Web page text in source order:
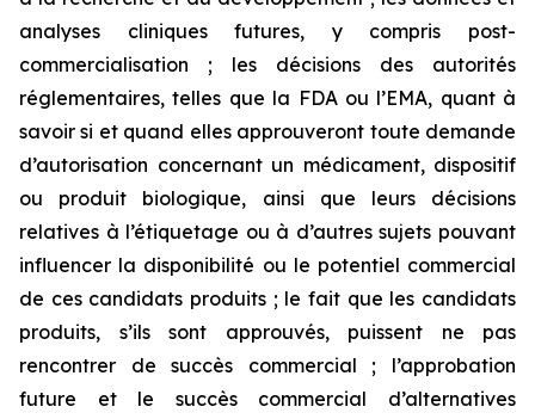
analyses cliniques futures, y compris post-
commercialisation ; les décisions des autorités
réglementaires, telles que la FDA ou l’EMA, quant à
savoir si et quand elles approuveront toute demande
d’autorisation concernant un médicament, dispositif
ou produit biologique, ainsi que leurs décisions
relatives à l’étiquetage ou à d’autres sujets pouvant
influencer la disponibilité ou le potentiel commercial
de ces candidats produits ; le fait que les candidats
produits, s’ils sont approuvés, puissent ne pas
rencontrer de succès commercial ; l’approbation
future et le succès commercial d’alternatives